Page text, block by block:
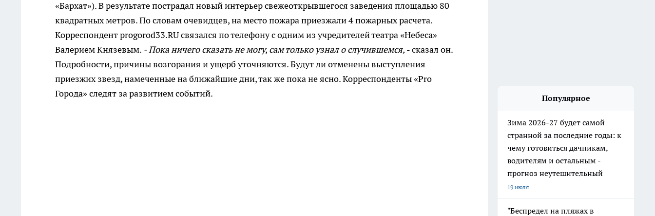
«Бархат»). В результате пострадал новый интерьер свежеоткрывшегося заведения площадью 80
квадратных метров. По словам очевидцев, на место пожара приезжали 4 пожарных расчета.
Корреспондент progorod33.RU связался по телефону с одним из учредителей театра «Небеса»
Валерием Князевым. - Пока ничего сказать не могу, сам только узнал о случившемся, - сказал он.
Подробности, причины возгорания и ущерб уточняются. Будут ли отменены выступления
приезжих звезд, намеченные на ближайшие дни, так же пока не ясно. Корреспонденты «Pro
Города» следят за развитием событий.
Популярное
Зима 2026-27 будет самой
странной за последние годы: к
чему готовиться дачникам,
водителям и остальным -
прогноз неутешительный
19 июля
"Беспредел на пляжах в